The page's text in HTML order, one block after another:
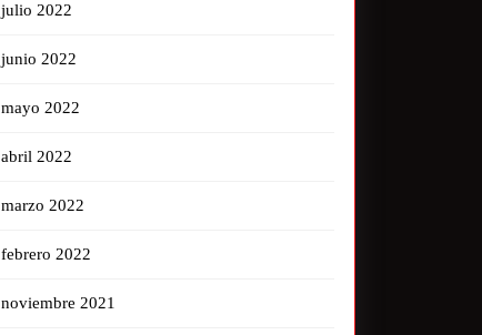
julio 2022
junio 2022
mayo 2022
abril 2022
marzo 2022
febrero 2022
noviembre 2021